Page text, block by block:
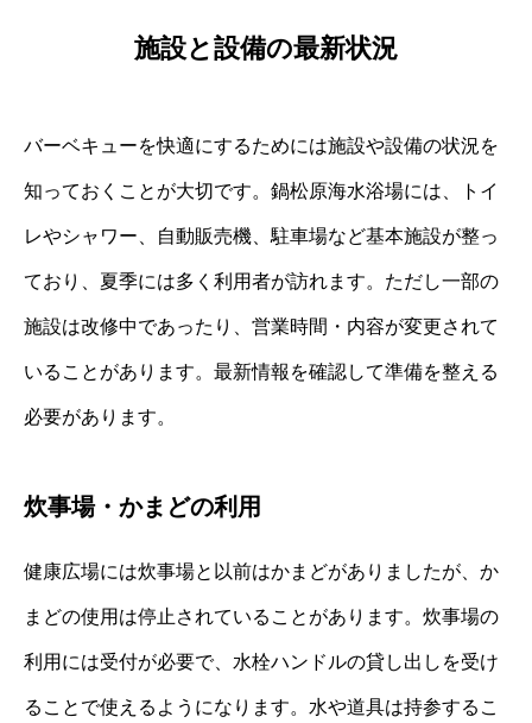
施設と設備の最新状況
バーベキューを快適にするためには施設や設備の状況を
知っておくことが大切です。鍋松原海水浴場には、トイ
レやシャワー、自動販売機、駐車場など基本施設が整っ
ており、夏季には多く利用者が訪れます。ただし一部の
施設は改修中であったり、営業時間・内容が変更されて
いることがあります。最新情報を確認して準備を整える
必要があります。
炊事場・かまどの利用
健康広場には炊事場と以前はかまどがありましたが、か
まどの使用は停止されていることがあります。炊事場の
利用には受付が必要で、水栓ハンドルの貸し出しを受け
ることで使えるようになります。水や道具は持参するこ